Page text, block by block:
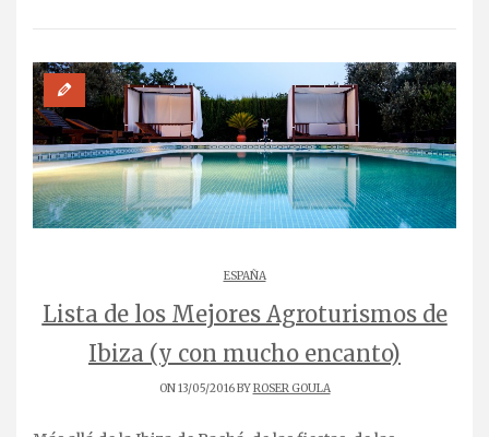
ESPAÑA
Lista de los Mejores Agroturismos de
Ibiza (y con mucho encanto)
ON 13/05/2016 BYROSER GOULA